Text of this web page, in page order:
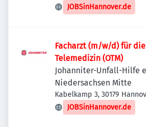
JOBSinHannover.de
Facharzt (m/w/d) für
Telemedizin (OTM)
Johanniter-Unfall-Hilfe
Niedersachsen Mitte
Kabelkamp 3, 30179
JOBSinHannover.de